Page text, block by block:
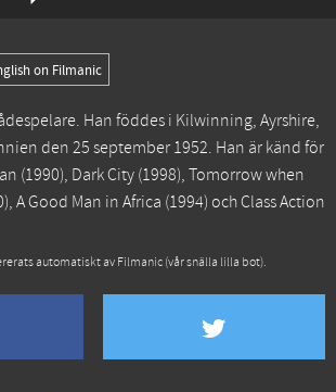
on Filmanic
Han föddes i Kilwinning, Ayrshire,
den 25 september 1952. Han är känd för
(1990), Dark City (1998), Tomorrow when
A Good Man in Africa (1994) ochClass Action
automatiskt av Filmanic (vår snälla lilla bot).